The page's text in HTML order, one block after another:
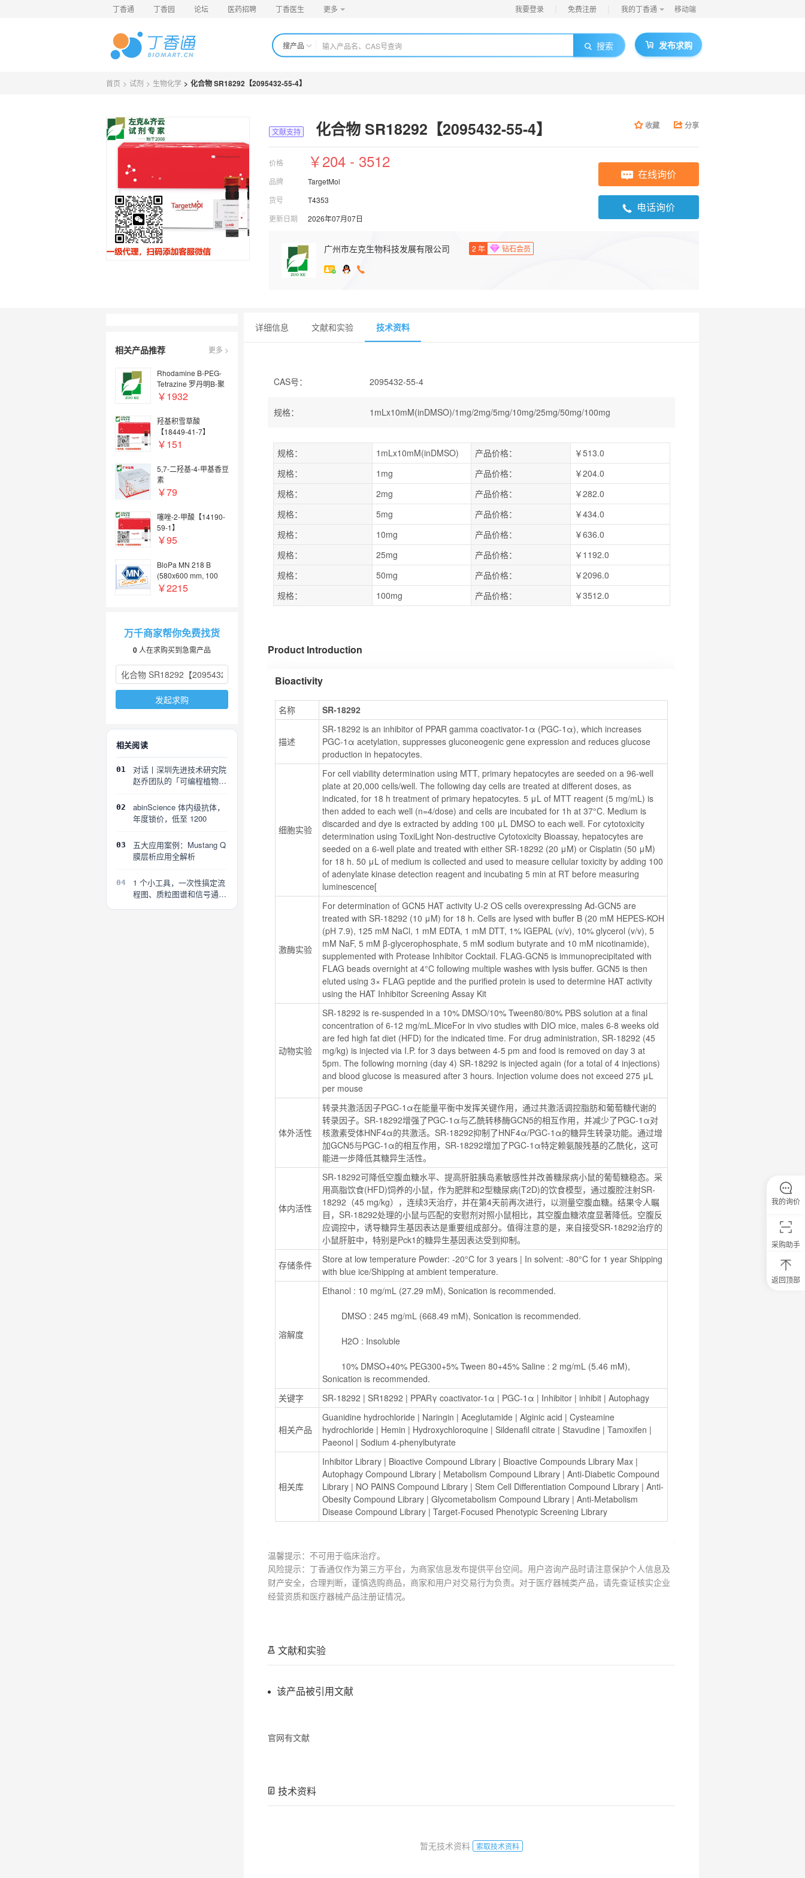
丁香通 丁香园 论坛 医药招聘 丁香医生 更多 我要登录 免费注册 我的丁香通 移动端
搜产品 搜索 发布求购
首页 > 试剂 > 生物化学 > 化合物 SR18292【2095432-55-4】
文献支持 化合物 SR18292【2095432-55-4】 收藏 分享
价格 ￥204 - 3512
品牌
TargetMol
货号
T4353
更新日期
2026年07月07日
在线询价
电话询价
广州市左克生物科技发展有限公司 2 年 钻石会员
相关产品推荐 更多 >
Rhodamine B-PEG-
Tetrazine 罗丹明B-聚
乙二醇-四嗪
￥1932
羟基积雪草酸
【18449-41-7】
￥151
5,7-二羟基-4-甲基香豆
素
￥79
噻唑-2-甲酸【14190-
59-1】
￥95
BloPa MN 218 B
(580x600 mm, 100
sheets)(试剂)
￥2215
万千商家帮你免费找货
0 人在求购买到急需产品
发起求购
相关阅读
01
对话丨深圳先进技术研究院
赵乔团队的「可编程植物」
02
abinScience 体内级抗体，
年度锁价，低至 1200
03
五大应用案例：Mustang Q
膜层析应用全解析
04
1 个小工具，一次性搞定流
程图、质粒图谱和信号通路
详细信息 文献和实验 技术资料
CAS号： 2095432-55-4
规格： 1mLx10mM(inDMSO)/1mg/2mg/5mg/10mg/25mg/50mg/100mg
规格： 1mLx10mM(inDMSO) 产品价格：
￥513.0
规格：
1mg 产品价格：
￥204.0
规格：
2mg 产品价格：
￥282.0
规格：
5mg 产品价格：
￥434.0
规格：
10mg 产品价格：
￥636.0
规格：
25mg 产品价格：
￥1192.0
规格：
50mg 产品价格：
￥2096.0
规格：
100mg 产品价格： ￥3512.0
Product Introduction
Bioactivity
名称 SR-18292
描述
SR-18292 is an inhibitor of PPAR gamma coactivator-1α (PGC-1α), which increases
PGC-1α acetylation, suppresses gluconeogenic gene expression and reduces glucose
production in hepatocytes.
细胞实验
For cell viability determination using MTT, primary hepatocytes are seeded on a 96-well
plate at 20,000 cells/well. The following day cells are treated at different doses, as
indicated, for 18 h treatment of primary hepatocytes. 5 μL of MTT reagent (5 mg/mL) is
then added to each well (n=4/dose) and cells are incubated for 1h at 37°C. Medium is
discarded and dye is extracted by adding 100 μL DMSO to each well. For cytotoxicity
determination using ToxiLight Non-destructive Cytotoxicity Bioassay, hepatocytes are
seeded on a 6-well plate and treated with either SR-18292 (20 μM) or Cisplatin (50 μM)
for 18 h. 50 μL of medium is collected and used to measure cellular toxicity by adding 100
of adenylate kinase detection reagent and incubating 5 min at RT before measuring
luminescence[
激酶实验
For determination of GCN5 HAT activity U-2 OS cells overexpressing Ad-GCN5 are
treated with SR-18292 (10 μM) for 18 h. Cells are lysed with buffer B (20 mM HEPES-KOH
(pH 7.9), 125 mM NaCl, 1 mM EDTA, 1 mM DTT, 1% IGEPAL (v/v), 10% glycerol (v/v), 5
mM NaF, 5 mM β-glycerophosphate, 5 mM sodium butyrate and 10 mM nicotinamide),
supplemented with Protease Inhibitor Cocktail. FLAG-GCN5 is immunoprecipitated with
FLAG beads overnight at 4°C following multiple washes with lysis buffer. GCN5 is then
eluted using 3× FLAG peptide and the purified protein is used to determine HAT activity
using the HAT Inhibitor Screening Assay Kit
动物实验
SR-18292 is re-suspended in a 10% DMSO/10% Tween80/80% PBS solution at a final
concentration of 6-12 mg/mL.MiceFor in vivo studies with DIO mice, males 6-8 weeks old
are fed high fat diet (HFD) for the indicated time. For drug administration, SR-18292 (45
mg/kg) is injected via I.P. for 3 days between 4-5 pm and food is removed on day 3 at
5pm. The following morning (day 4) SR-18292 is injected again (for a total of 4 injections)
and blood glucose is measured after 3 hours. Injection volume does not exceed 275 μL
per mouse
体外活性
转录共激活因子PGC-1α在能量平衡中发挥关键作用，通过共激活调控脂肪和葡萄糖代谢的
转录因子。SR-18292增强了PGC-1α与乙酰转移酶GCN5的相互作用，并减少了PGC-1α对
核激素受体HNF4α的共激活。SR-18292抑制了HNF4α/PGC-1α的糖异生转录功能。通过增
加GCN5与PGC-1α的相互作用，SR-18292增加了PGC-1α特定赖氨酸残基的乙酰化，这可
能进一步降低其糖异生活性。
体内活性
SR-18292可降低空腹血糖水平、提高肝脏胰岛素敏感性并改善糖尿病小鼠的葡萄糖稳态。采
用高脂饮食(HFD)饲养的小鼠，作为肥胖和2型糖尿病(T2D)的饮食模型，通过腹腔注射SR-
18292（45 mg/kg），连续3天治疗，并在第4天前再次进行，以测量空腹血糖。结果令人瞩
目，SR-18292处理的小鼠与匹配的安慰剂对照小鼠相比，其空腹血糖浓度显著降低。空腹反
应调控中，诱导糖异生基因表达是重要组成部分。值得注意的是，来自接受SR-18292治疗的
小鼠肝脏中，特别是Pck1的糖异生基因表达受到抑制。
存储条件
Store at low temperature Powder: -20°C for 3 years | In solvent: -80°C for 1 year Shipping
with blue ice/Shipping at ambient temperature.
溶解度
Ethanol : 10 mg/mL (27.29 mM), Sonication is recommended.
        DMSO : 245 mg/mL (668.49 mM), Sonication is recommended.
        H2O : Insoluble
Sonication is recommended.
关键字
SR-18292 | SR18292 | PPARγ coactivator-1α | PGC-1α | Inhibitor | inhibit | Autophagy
相关产品
Guanidine hydrochloride | Naringin | Aceglutamide | Alginic acid | Cysteamine
hydrochloride | Hemin | Hydroxychloroquine | Sildenafil citrate | Stavudine | Tamoxifen
Paeonol | Sodium 4-phenylbutyrate
相关库
Inhibitor Library | Bioactive Compound Library | Bioactive Compounds Library Max
Autophagy Compound Library | Metabolism Compound Library | Anti-Diabetic Compound
Library | NO PAINS Compound Library | Stem Cell Differentiation Compound Library | Anti-
Obesity Compound Library | Glycometabolism Compound Library | Anti-Metabolism
Disease Compound Library | Target-Focused Phenotypic Screening Library
温馨提示：不可用于临床治疗。
风险提示：丁香通仅作为第三方平台，为商家信息发布提供平台空间。用户咨询产品时请注意保护个人信息及
财产安全，合理判断，谨慎选购商品，商家和用户对交易行为负责。对于医疗器械类产品，请先查证核实企业
经营资质和医疗器械产品注册证情况。
文献和实验
该产品被引用文献
官网有文献
技术资料
暂无技术资料 索取技术资料
采购助手
返回顶部
我的询价